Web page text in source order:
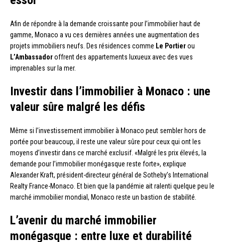
Afin de répondre à la demande croissante pour l’immobilier haut de
gamme, Monaco a vu ces dernières années une augmentation des
projets immobiliers neufs. Des résidences comme Le Portierou
L’Ambassadoroffrent des appartements luxueux avec des vues
imprenables sur la mer.
Investir dans l’immobilier à Monaco : une
valeur sûre malgré les défis
Même si l’investissement immobilier à Monaco peut sembler hors de
portée pour beaucoup, il reste une valeur sûre pour ceux qui ont les
moyens d’investir dans ce marché exclusif. «Malgré les prix élevés, la
demande pour l’immobilier monégasque reste forte», explique
Alexander Kraft, président-directeur général de Sotheby’s International
Realty France-Monaco. Et bien que la pandémie ait ralenti quelque peu le
marché immobilier mondial, Monaco reste un bastion de stabilité.
L’avenir du marché immobilier
monégasque : entre luxe et durabilité